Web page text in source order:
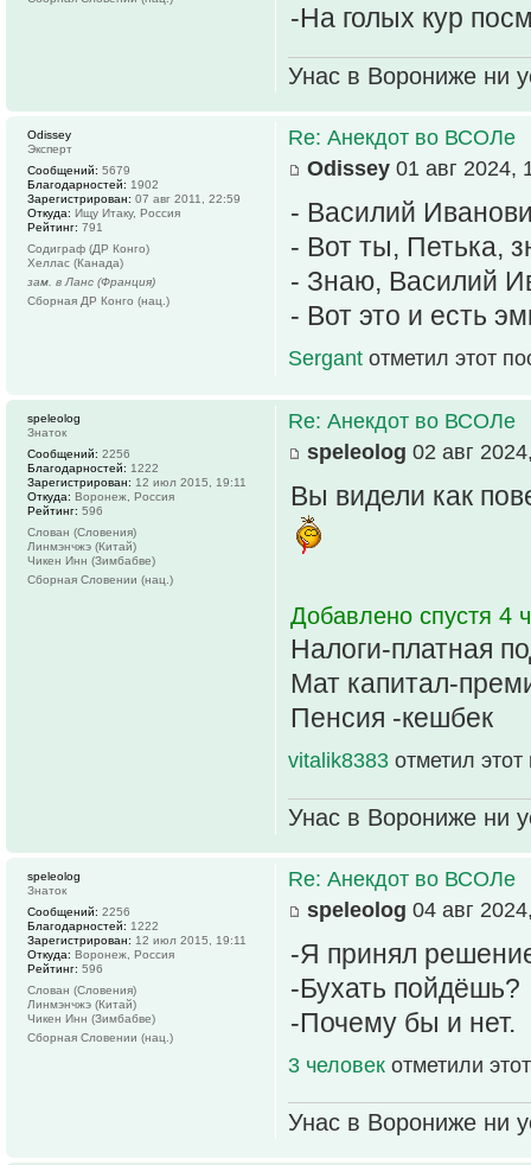
-На голых кур
Унас в Ворониже ни
Re: Анекдот во ВСОЛе
Odissey 01 авг 2024,
- Василий
- Вот ты, Петька,
- Знаю, Василий
- Вот это и есть
Sergant отметил этот
Odissey
Эксперт
Сообщений: 5679
Благодарностей: 1902
Зарегистрирован: 07 авг 2011, 22:59
Откуда: Ищу Итаку, Россия
Рейтинг: 791
Содиграф (ДР Конго)
Хеллас (Канада)
зам. в Ланс (Франция)
Сборная ДР Конго (нац.)
Re: Анекдот во ВСОЛе
speleolog 02 авг
Вы видели как
Добавлено спустя 4
Налоги-платная
Мат капитал-
Пенсия -кешбек
vitalik8383 отметил
Унас в Ворониже ни
speleolog
Знаток
Сообщений: 2256
Благодарностей: 1222
Зарегистрирован: 12 июл 2015, 19:11
Откуда: Воронеж, Россия
Рейтинг: 596
Слован (Словения)
Линмэнчжэ (Китай)
Чикен Инн (Зимбабве)
Сборная Словении (нац.)
Re: Анекдот во ВСОЛе
speleolog 04 авг
-Я принял
-Бухать пойдёшь?
-Почему бы и нет.
3 человек отметили
Унас в Ворониже ни
speleolog
Знаток
Сообщений: 2256
Благодарностей: 1222
Зарегистрирован: 12 июл 2015, 19:11
Откуда: Воронеж, Россия
Рейтинг: 596
Слован (Словения)
Линмэнчжэ (Китай)
Чикен Инн (Зимбабве)
Сборная Словении (нац.)